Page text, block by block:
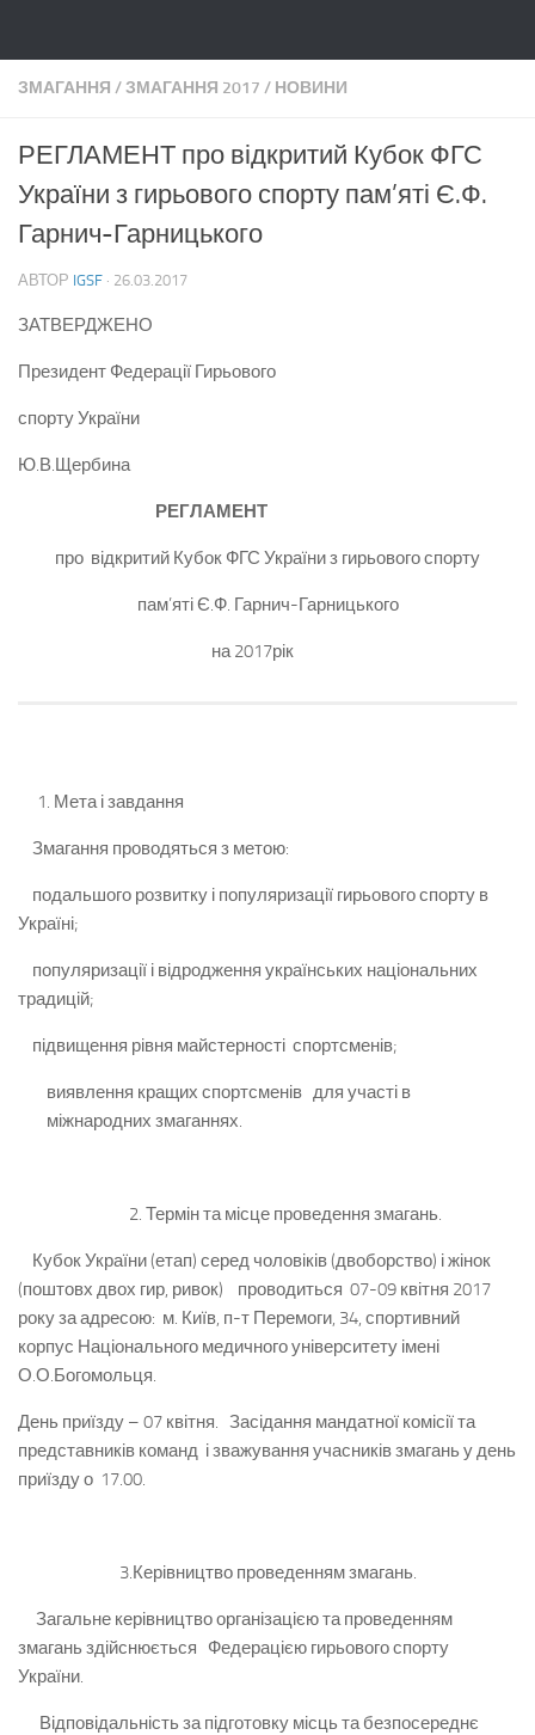
ЗМАГАННЯ /ЗМАГАННЯ 2017 / НОВИНИ
РЕГЛАМЕНТ про відкритий Кубок ФГС
України з гирьового спорту пам’яті Є.Ф.
Гарнич-Гарницького
АВТОР IGSF · 26.03.2017
ЗАТВЕРДЖЕНО
Президент Федерації Гирьового
спорту України
Ю.В.Щербина
РЕГЛАМЕНТ
про відкритий Кубок ФГС України з гирьового спорту
пам’яті Є.Ф. Гарнич-Гарницького
на 2017рік
Мета і завдання
Змагання проводяться з метою:
подальшого розвитку і популяризації гирьового спорту в
Україні;
популяризації і відродження українських національних
традицій;
підвищення рівня майстерності спортсменів;
виявлення кращих спортсменів для участі в
міжнародних змаганнях.
2. Термін та місце проведення змагань.
Кубок України (етап) серед чоловіків (двоборство) і жінок
(поштовх двох гир, ривок) проводиться 07-09 квітня 2017
року за адресою: м. Київ, п-т Перемоги, 34, спортивний
корпус Національного медичного університету імені
О.О.Богомольця.
День приїзду – 07 квітня. Засідання мандатної комісії та
представників команд і зважування учасників змагань у день
приїзду о 17.00.
3.Керівництво проведенням змагань.
Загальне керівництво організацією та проведенням
змагань здійснюється Федерацією гирьового спорту
України.
Відповідальність за підготовку місць та безпосереднє